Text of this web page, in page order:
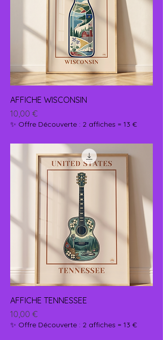
AFFICHE WISCONSIN
Prix
10,00 €
✨ Offre Découverte : 2 affiches = 13 €
AFFICHE TENNESSEE
Prix
10,00 €
✨ Offre Découverte : 2 affiches = 13 €